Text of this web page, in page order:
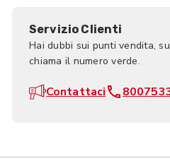
Servizio Clienti
Hai dubbi sui punti vendita,
chiama il numero verde.
Contattaci